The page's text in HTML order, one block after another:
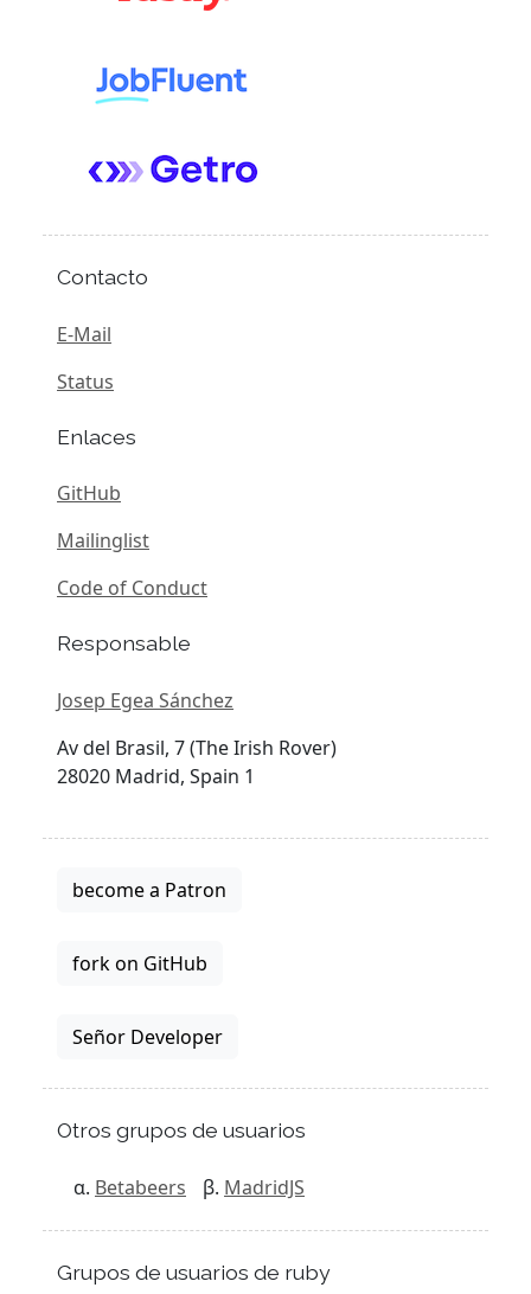
Contacto
E-Mail
Status
Enlaces
GitHub
Mailinglist
Code of Conduct
Responsable
Josep Egea Sánchez
Av del Brasil, 7 (The Irish Rover)
28020 Madrid, Spain 1
become a Patron
fork on GitHub
Señor Developer
Otros grupos de usuarios
Betabeers MadridJS
Grupos de usuarios de ruby